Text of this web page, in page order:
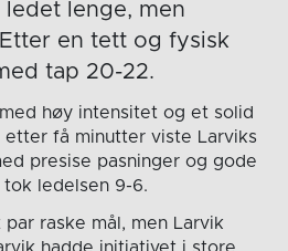
lenge, men
en tett og fysisk
tap 20-22.
høy intensitet og et solid
få minutter viste Larviks
presise pasninger og gode
tok ledelsen 9-6.
raske mål, men Larvik